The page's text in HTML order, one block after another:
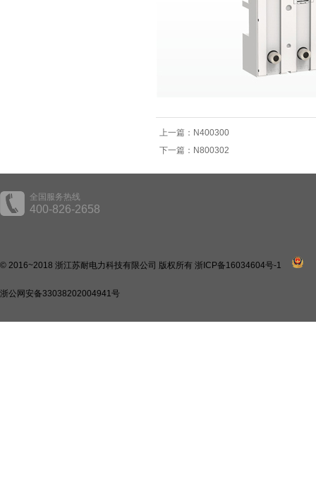
上一篇： N400300
下一篇： N800302
全国服务热线
400-826-2658
© 2016~2018 浙江苏耐电力科技有限公司 版权所有 浙ICP备16034604号-1
浙公网安备33038202004941号